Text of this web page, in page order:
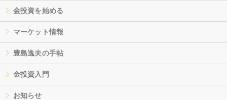
金投資を始める
マーケット情報
豊島逸夫の手帖
金投資入門
お知らせ